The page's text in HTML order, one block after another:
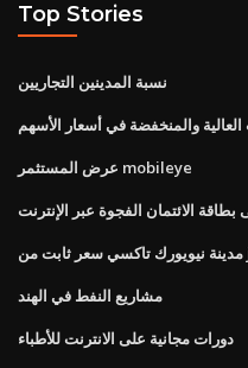
Top Stories
نسبة المدينين التجاريين
والمنخفضة في أسعار الأسهم
عرض المستثمر mobileye
الائتمان الفجوة عبر الإنترنت
مشاريع النفط في الهند
دورات مجانية على الانترنت للأطباء